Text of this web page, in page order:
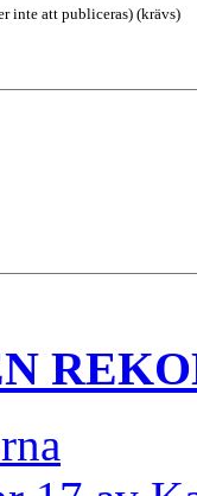
inte att publiceras) (krävs)